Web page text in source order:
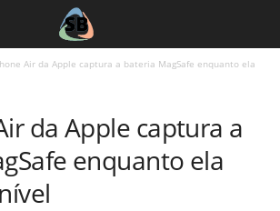
Air da Apple captura a bateria MagSafe enquanto ela
da Apple captura a
enquanto ela